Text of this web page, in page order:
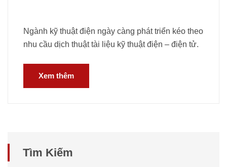
Ngành kỹ thuật điện ngày càng phát triển kéo theo
nhu cầu dịch thuật tài liệu kỹ thuật điện – điện tử.
Xem thêm
Tìm Kiếm